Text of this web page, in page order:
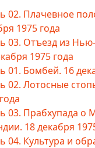
02. Плачевное
1975 года
03. Отъезд из
1975 года
01. Бомбей. 16
02. Лотосные
03. Прабхупада о
18 декабря
04. Культура и